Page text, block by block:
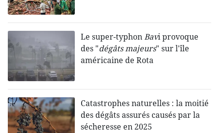
Le super-typhonBavi provoque
des "dégâts majeurs" sur l'île
américaine de Rota
Catastrophes naturelles : la moitié
des dégâts assurés causés par la
sécheresse en 2025